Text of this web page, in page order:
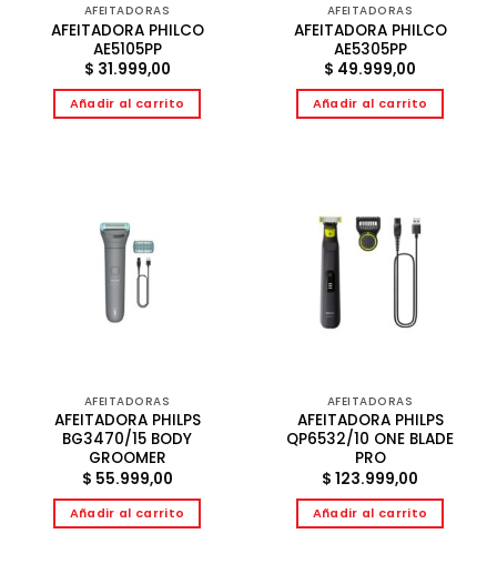
AFEITADORAS
AFEITADORA PHILCO
AE5105PP
$ 31.999,00
Añadir al carrito
AFEITADORAS
AFEITADORA PHILCO
AE5305PP
$ 49.999,00
Añadir al carrito
AFEITADORAS
AFEITADORA PHILPS
BG3470/15 BODY
GROOMER
$ 55.999,00
Añadir al carrito
AFEITADORAS
AFEITADORA PHILPS
QP6532/10 ONE BLADE
PRO
$ 123.999,00
Añadir al carrito